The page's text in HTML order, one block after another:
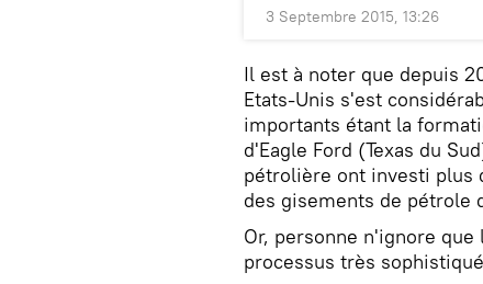
3 Septembre 2015, 13:26
Il est à noter que depuis
Etats-Unis s'est
importants étant la
d'Eagle Ford (Texas du
pétrolière ont investi plus
des gisements de pétrole
Or, personne n'ignore
processus très